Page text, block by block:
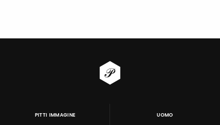
PITTI IMMAGINE UOMO